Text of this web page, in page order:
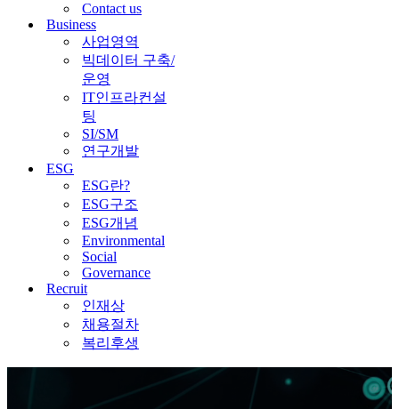
Contact us
Business
사업영역
빅데이터 구축/
운영
IT인프라컨설
팅
SI/SM
연구개발
ESG
ESG란?
ESG구조
ESG개념
Environmental
Social
Governance
Recruit
인재상
채용절차
복리후생